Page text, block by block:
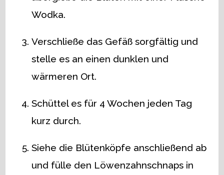
Wodka.
Verschließe das Gefäß sorgfältig und
stelle es an einen dunklen und
wärmeren Ort.
Schüttel es für 4 Wochen jeden Tag
kurz durch.
Siehe die Blütenköpfe anschließend ab
und fülle den Löwenzahnschnaps in